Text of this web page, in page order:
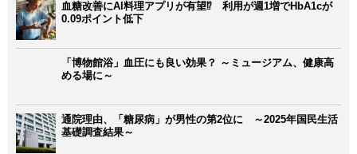
血糖改善にAI料理アプリが有望⁉ 利用が週1増でHbA1cが
0.09ポイント低下
「博物館浴」血圧にも良い効果？ ～ミュージアム、健康高
める場に～
通院理由、「糖尿病」が男性の第2位に ～2025年国民生活
基礎調査結果～